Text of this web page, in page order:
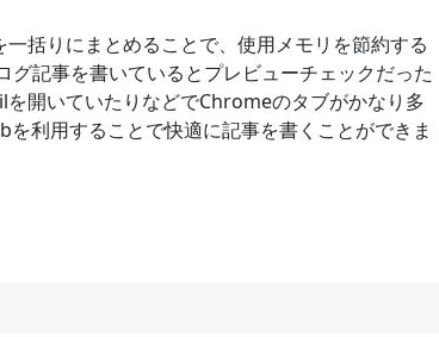
括りにまとめることで、使用メモリを節約する
記事を書いているとプレビューチェックだった
開いていたりなどでChromeのタブがかなり多
利用することで快適に記事を書くことができま